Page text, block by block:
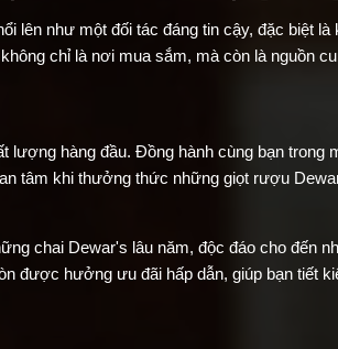
lên như một đối tác đáng tin cậy, đặc biệt là
chỉ là nơi mua sắm, mà còn là nguồn
lượng hàng đầu. Đồng hành cùng bạn trong
tâm khi thưởng thức những giọt rượu
chai Dewar's lâu năm, độc đáo cho đến
được hưởng ưu đãi hấp dẫn, giúp bạn tiết